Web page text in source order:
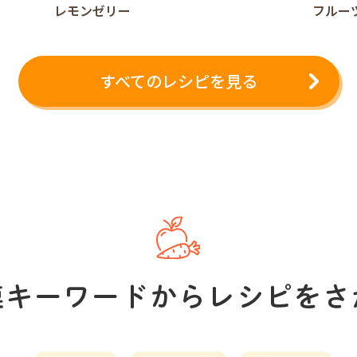
レモンゼリー フルー
すべてのレシピを見る